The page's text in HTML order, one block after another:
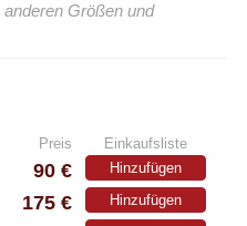
Größen und
Preis Einkaufsliste
90 € Hinzufügen
175 € Hinzufügen